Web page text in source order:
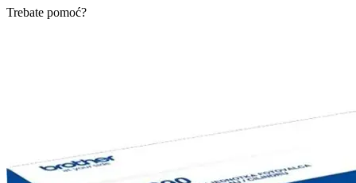
Trebate pomoć?